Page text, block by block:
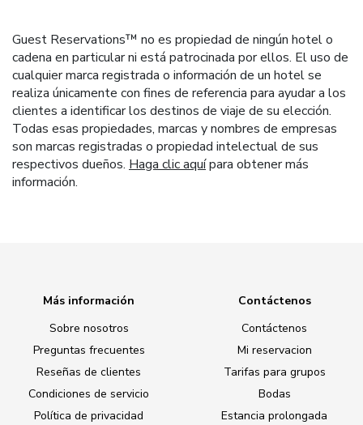
Guest Reservations™ no es propiedad de ningún hotel o
cadena en particular ni está patrocinada por ellos. El uso de
cualquier marca registrada o información de un hotel se
realiza únicamente con fines de referencia para ayudar a los
clientes a identificar los destinos de viaje de su elección.
Todas esas propiedades, marcas y nombres de empresas
son marcas registradas o propiedad intelectual de sus
respectivos dueños. Haga clic aquípara obtener más
información.
Más información
Sobre nosotros
Preguntas frecuentes
Reseñas de clientes
Condiciones de servicio
Política de privacidad
Contáctenos
Contáctenos
Mi reservacion
Tarifas para grupos
Bodas
Estancia prolongada